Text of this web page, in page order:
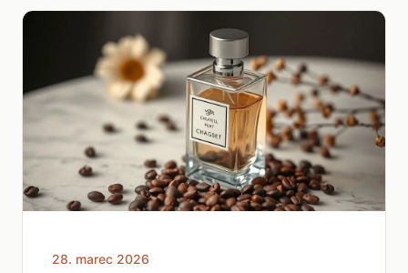
28. marec 2026